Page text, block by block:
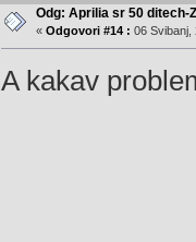
Odg: Aprilia sr 50 ditech-
« Odgovori #14 : 06 Svibanj,
A kakav